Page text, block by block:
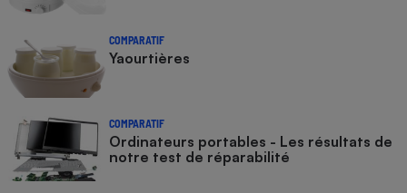
COMPARATIF
Yaourtières
COMPARATIF
Ordinateurs portables - Les résultats de
notre test de réparabilité